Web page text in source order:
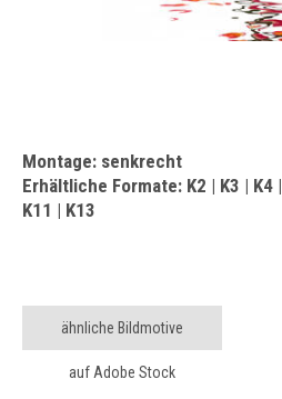
Montage: senkrecht
Erhältliche Formate: K2 | K3 | K4
K11 | K13
ähnliche Bildmotive
auf Adobe Stock